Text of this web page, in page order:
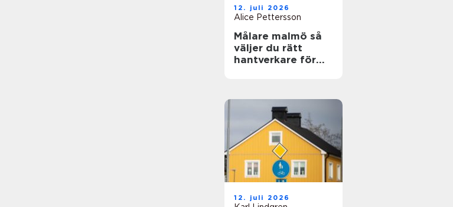
12. juli 2026
Alice Pettersson
Målare malmö så
väljer du rätt
hantverkare för
12. juli 2026